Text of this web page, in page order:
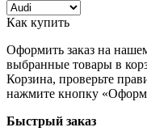
Как купить
Оформить заказ на
выбранные товары в
Корзина, проверьте
нажмите кнопку
Быстрый заказ